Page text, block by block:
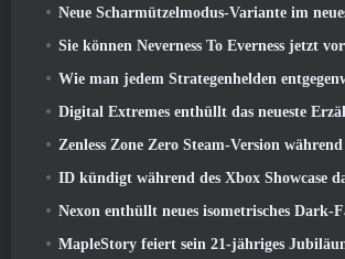
Neue Scharmützelmodus-Variante im neuesten Akt von
Sie können Neverness To Everness jetzt
Wie man jedem Strategenhelden
Digital Extremes enthüllt das neueste Erzählkapitel von Warframe
Zenless Zone Zero Steam-Version während der Version
ID kündigt während des Xbox Showcase das Cosy Party Platformer-Spiel Totopia
Nexon enthüllt neues isometrisches Dark-Fantasy-MMORPG,
MapleStory feiert sein 21-jähriges Jubiläum mit dem